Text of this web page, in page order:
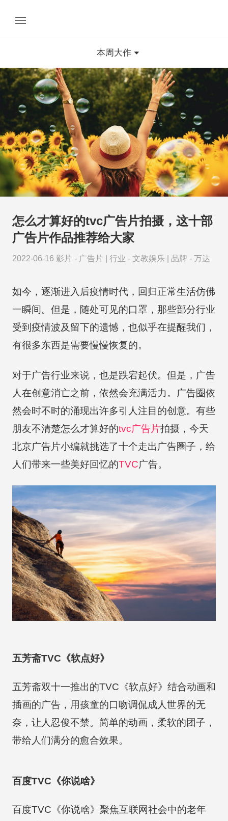
本周大作
怎么才算好的tvc广告片拍摄，这十部
广告片作品推荐给大家
2022-06-16 影片 - 广告片 行业 - 文教娱乐 品牌 - 万达
如今，逐渐进入后疫情时代，回归正常生活仿佛
一瞬间。但是，随处可见的口罩，那些部分行业
受到疫情波及留下的遗憾，也似乎在提醒我们，
有很多东西是需要慢慢恢复的。
对于广告行业来说，也是跌宕起伏。但是，广告
人在创意消亡之前，依然会充满活力。广告圈依
然会时不时的涌现出许多引人注目的创意。有些
朋友不清楚怎么才算好的tvc广告片拍摄，今天
北京广告片小编就挑选了十个走出广告圈子，给
人们带来一些美好回忆的TVC广告。
五芳斋TVC《软点好》
五芳斋双十一推出的TVC《软点好》结合动画和
插画的广告，用孩童的口吻调侃成人世界的无
奈，让人忍俊不禁。简单的动画，柔软的团子，
带给人们满分的愈合效果。
百度TVC《你说啥》
百度TVC《你说啥》聚焦互联网社会中的老年